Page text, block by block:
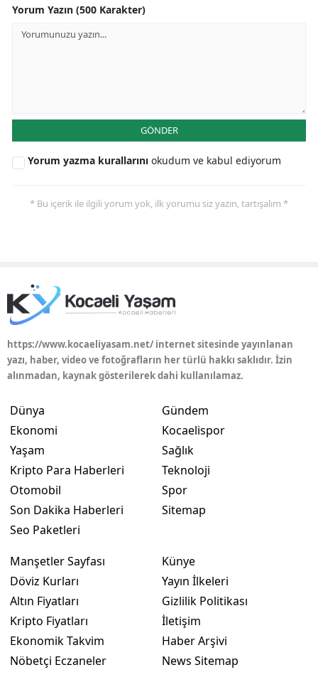
Yorum Yazın (500 Karakter)
GÖNDER
Yorum yazma kurallarını okudum ve kabul ediyorum
* Bu içerik ile ilgili yorum yok, ilk yorumu siz yazın, tartışalım *
https://www.kocaeliyasam.net/ internet sitesinde yayınlanan
yazı, haber, video ve fotoğrafların her türlü hakkı saklıdır. İzin
alınmadan, kaynak gösterilerek dahi kullanılamaz.
Dünya
Ekonomi
Yaşam
Kripto Para Haberleri
Otomobil
Son Dakika Haberleri
Seo Paketleri
Gündem
Kocaelispor
Sağlık
Teknoloji
Spor
Sitemap
Manşetler Sayfası
Döviz Kurları
Altın Fiyatları
Kripto Fiyatları
Ekonomik Takvim
Nöbetçi Eczaneler
Künye
Yayın İlkeleri
Gizlilik Politikası
İletişim
Haber Arşivi
News Sitemap